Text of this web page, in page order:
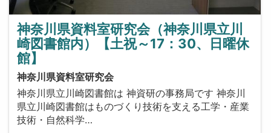
神奈川県資料室研究会（神奈川県立川
崎図書館内）【土祝～17：30、日曜休
館】
神奈川県資料室研究会
神奈川県立川崎図書館は 神資研の事務局です 神奈川
県立川崎図書館はものづくり技術を支える工学・産業
技術・自然科学…